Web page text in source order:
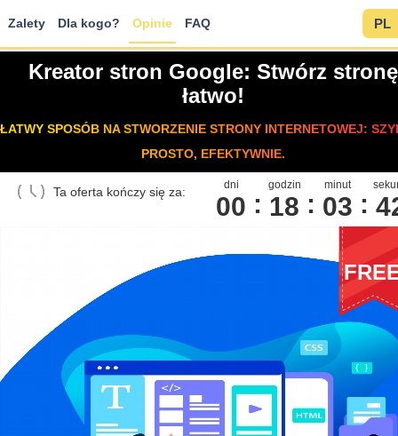
Zalety Dla kogo? Opinie FAQ PL
Kreator stron Google: Stwórz stronę
łatwo!
ŁATWY SPOSÓB NA STWORZENIE STRONY INTERNETOWEJ:
PROSTO, EFEKTYWNIE.
Ta oferta kończy się za: dni
00
godzin
18
minut
03 4